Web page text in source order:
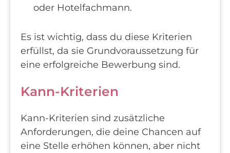
oder Hotelfachmann.
Es ist wichtig, dass du diese Kriterien
erfüllst, da sie Grundvoraussetzung für
eine erfolgreiche Bewerbung sind.
Kann-Kriterien
Kann-Kriterien sind zusätzliche
Anforderungen, die deine Chancen auf
eine Stelle erhöhen können, aber nicht